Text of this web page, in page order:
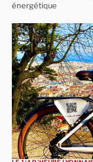
énergétique